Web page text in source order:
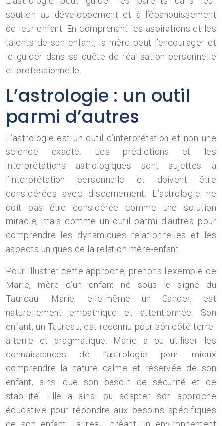
soutien au développement et à l’épanouissement
de leur enfant. En comprenant les aspirations et les
talents de son enfant, la mère peut l’encourager et
le guider dans sa quête de réalisation personnelle
et professionnelle.
L’astrologie : un outil
parmi d’autres
L’astrologie est un outil d’interprétation et non une
science exacte. Les prédictions et les
interprétations astrologiques sont sujettes à
l’interprétation personnelle et doivent être
considérées avec discernement. L’astrologie ne
doit pas être considérée comme une solution
miracle, mais comme un outil parmi d’autres pour
comprendre les dynamiques relationnelles et les
aspects uniques de la relation mère-enfant.
Pour illustrer cette approche, prenons l’exemple de
Marie, mère d’un enfant né sous le signe du
Taureau. Marie, elle-même un Cancer, est
naturellement empathique et attentionnée. Son
enfant, un Taureau, est reconnu pour son côté terre-
à-terre et pragmatique. Marie a pu utiliser les
connaissances de l’astrologie pour mieux
comprendre la nature calme et réservée de son
enfant, ainsi que son besoin de sécurité et de
stabilité. Elle a ainsi pu adapter son approche
éducative pour répondre aux besoins spécifiques
de son enfant Taureau, créant un environnement